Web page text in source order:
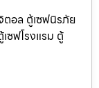
ตอล ตู้เซฟนิรภัย
ซฟโรงแรม ตู้